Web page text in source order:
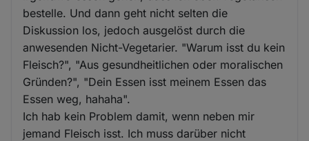
bestelle. Und dann geht nicht selten die
Diskussion los, jedoch ausgelöst durch die
anwesenden Nicht-Vegetarier. "Warum isst du kein
Fleisch?", "Aus gesundheitlichen oder moralischen
Gründen?", "Dein Essen isst meinem Essen das
Essen weg, hahaha".
Ich hab kein Problem damit, wenn neben mir
jemand Fleisch isst. Ich muss darüber nicht